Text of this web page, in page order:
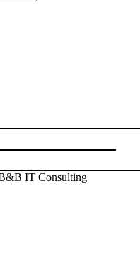
IT Consulting